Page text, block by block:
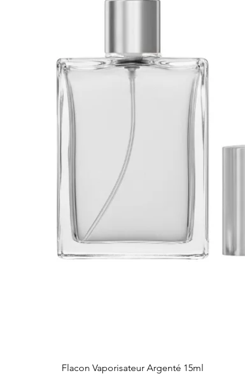
Aperçu rapide
Flacon Vaporisateur Argenté 15ml